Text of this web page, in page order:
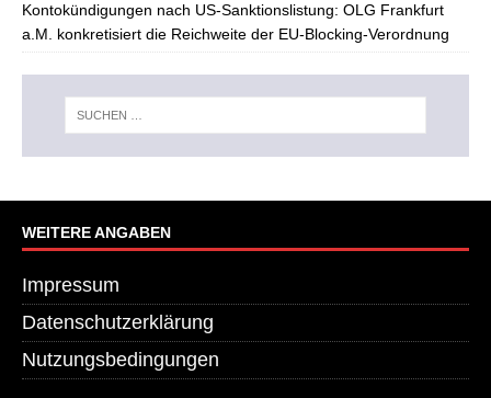
Kontokündigungen nach US-Sanktionslistung: OLG Frankfurt
a.M. konkretisiert die Reichweite der EU-Blocking-Verordnung
WEITERE ANGABEN
Impressum
Datenschutzerklärung
Nutzungsbedingungen